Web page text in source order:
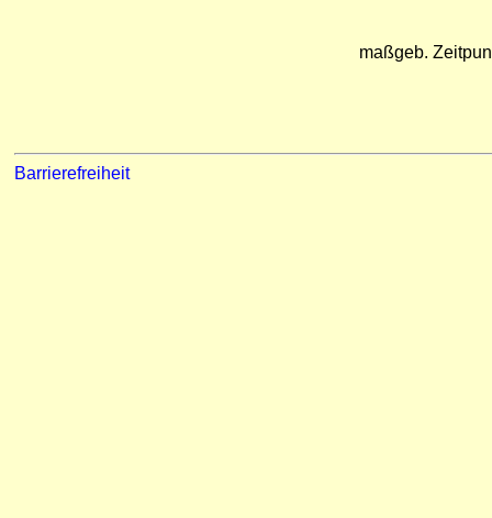
maßgeb.
Barrierefreiheit